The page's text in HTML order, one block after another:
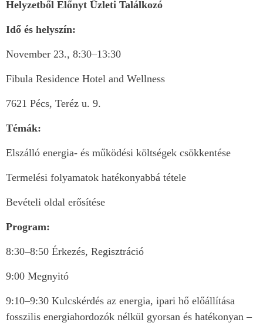
Helyzetből Előnyt Üzleti Találkozó
Idő és helyszín:
November 23., 8:30–13:30
Fibula Residence Hotel and Wellness
7621 Pécs, Teréz u. 9.
Témák:
Elszálló energia- és működési költségek csökkentése
Termelési folyamatok hatékonyabbá tétele
Bevételi oldal erősítése
Program:
8:30–8:50 Érkezés, Regisztráció
9:00 Megnyitó
9:10–9:30 Kulcskérdés az energia, ipari hő előállítása
fosszilis energiahordozók nélkül gyorsan és hatékonyan –